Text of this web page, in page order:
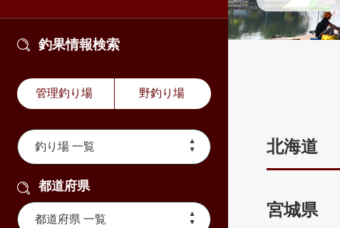
釣果情報検索
管理釣り場 野釣り場
都道府県
北海道
宮城県